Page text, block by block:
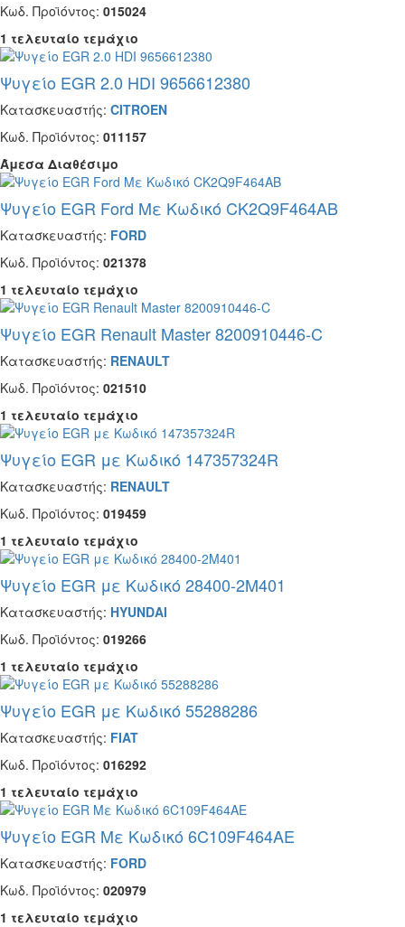
Κωδ. Προϊόντος: 015024
1 τελευταίο τεμάχιο
Ψυγείο EGR 2.0 HDI 9656612380
Κατασκευαστής: CITROEN
Κωδ. Προϊόντος: 011157
Άμεσα Διαθέσιμο
Ψυγείο EGR Ford Με Κωδικό CK2Q9F464AB
Κατασκευαστής: FORD
Κωδ. Προϊόντος: 021378
1 τελευταίο τεμάχιο
Ψυγείο EGR Renault Master 8200910446-C
Κατασκευαστής: RENAULT
Κωδ. Προϊόντος: 021510
1 τελευταίο τεμάχιο
Ψυγείο EGR με Κωδικό 147357324R
Κατασκευαστής: RENAULT
Κωδ. Προϊόντος: 019459
1 τελευταίο τεμάχιο
Ψυγείο EGR με Κωδικό 28400-2M401
Κατασκευαστής: HYUNDAI
Κωδ. Προϊόντος: 019266
1 τελευταίο τεμάχιο
Ψυγείο EGR με Κωδικό 55288286
Κατασκευαστής: FIAT
Κωδ. Προϊόντος: 016292
1 τελευταίο τεμάχιο
Ψυγείο EGR Με Κωδικό 6C109F464AE
Κατασκευαστής: FORD
Κωδ. Προϊόντος: 020979
1 τελευταίο τεμάχιο